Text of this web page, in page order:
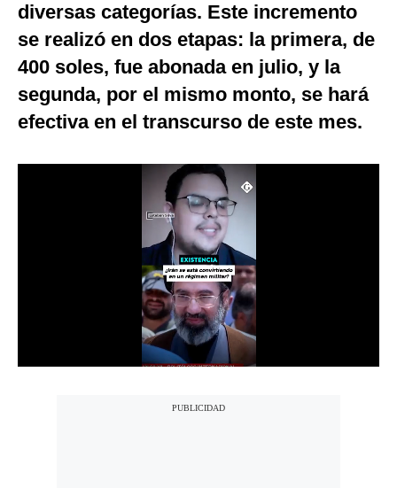
Internacional
Tecnología
Mix
diversas categorías. Este incremento
se realizó en dos etapas: la primera, de
400 soles, fue abonada en julio, y la
segunda, por el mismo monto, se hará
efectiva en el transcurso de este mes.